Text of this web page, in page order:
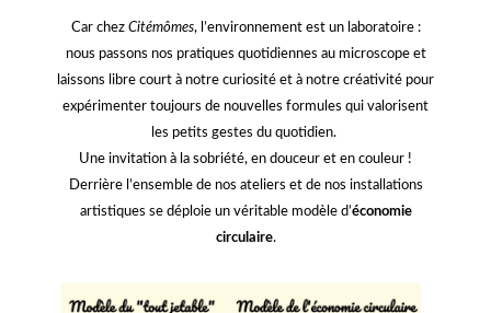
Car chez Citémômes, l’environnement est un laboratoire :
nous passons nos pratiques quotidiennes au microscope et
laissons libre court à notre curiosité et à notre créativité pour
expérimenter toujours de nouvelles formules qui valorisent
les petits gestes du quotidien.
Une invitation à la sobriété, en douceur et en couleur !
Derrière l’ensemble de nos ateliers et de nos installations
artistiques se déploie un véritable modèle d’économie
circulaire.